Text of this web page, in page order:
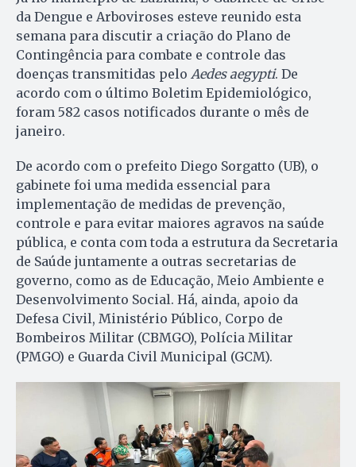
da Dengue e Arboviroses esteve reunido esta
semana para discutir a criação do Plano de
Contingência para combate e controle das
doenças transmitidas pelo Aedes aegypti. De
acordo com o último Boletim Epidemiológico,
foram 582 casos notificados durante o mês de
janeiro.
De acordo com o prefeito Diego Sorgatto (UB), o
gabinete foi uma medida essencial para
implementação de medidas de prevenção,
controle e para evitar maiores agravos na saúde
pública, e conta com toda a estrutura da Secretaria
de Saúde juntamente a outras secretarias de
governo, como as de Educação, Meio Ambiente e
Desenvolvimento Social. Há, ainda, apoio da
Defesa Civil, Ministério Público, Corpo de
Bombeiros Militar (CBMGO), Polícia Militar
(PMGO) e Guarda Civil Municipal (GCM).